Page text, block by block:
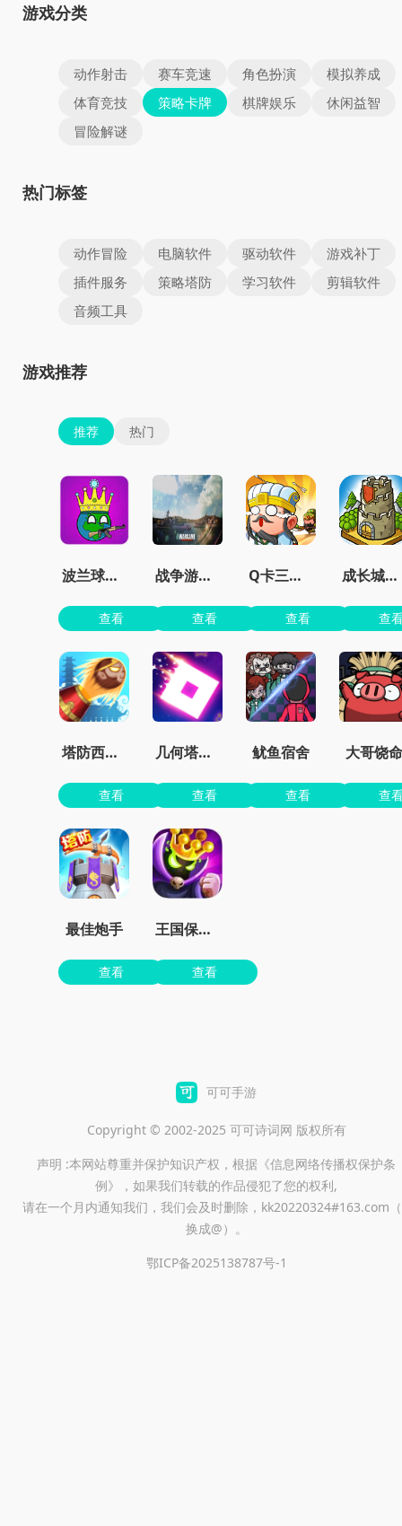
游戏分类
动作射击 赛车竞速 角色扮演
模拟养成
体育竞技
策略卡牌 棋牌娱乐
休闲益智
冒险解谜
热门标签
动作冒险 电脑软件 驱动软件
游戏补丁
插件服务
策略塔防 学习软件
剪辑软件
音频工具
游戏推荐
推荐 热门
波兰球之征服世界无限金币版
查看
战争游戏红龙手机版
查看
Q卡三国官方正版
查看
成长城堡最新版
查
塔防西游记
查看
几何塔防内置菜单版
查看
鱿鱼宿舍
查看
大哥饶命
查
最佳炮手
查看
王国保卫战4最新dlc下载
查看
可可手游
Copyright © 2002-2025 可可诗词网 版权所有
声明 :本网站尊重并保护知识产权，根据《信息网络传播权保护条
例》，如果我们转载的作品侵犯了您的权利,
请在一个月内通知我们，我们会及时删除，kk20220324#163.com
换成@）。
鄂ICP备2025138787号-1